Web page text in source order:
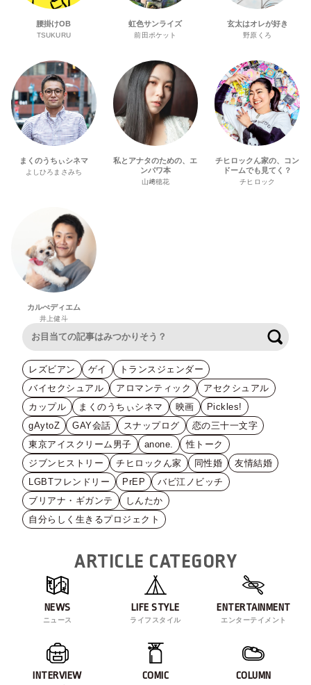
腰掛けOB
TSUKURU
虹色サンライズ
前田ポケット
玄太はオレが好き
野原くろ
まくのうちぃシネマ
よしひろまさみち
私とアナタのための、エ
ンパワ本
山﨑穂花
チヒロックん家の、コン
ドームでも見てく？
チヒロック
カルぺディエム
井上健斗
レズビアン ゲイ
トランスジェンダー
バイセクシュアル
アロマンティック
アセクシュアル
カップル
まくのうちぃシネマ 映画
Pickles!
gAytoZ
GAY会話 スナップログ
恋の三十一文字
東京アイスクリーム男子
anone.
性トーク
ジブンヒストリー
チヒロックん家 同性婚
友情結婚
LGBTフレンドリー
PrEP
バビ江ノビッチ
ブリアナ・ギガンテ
しんたか
自分らしく生きるプロジェクト
ARTICLE CATEGORY
NEWS
ニュース
LIFE STYLE
ライフスタイル
ENTERTAINMENT
エンターテイメント
INTERVIEW COMIC COLUMN